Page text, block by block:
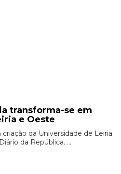
transforma-se em
e Oeste
da Universidade de Leiria
da República. ...